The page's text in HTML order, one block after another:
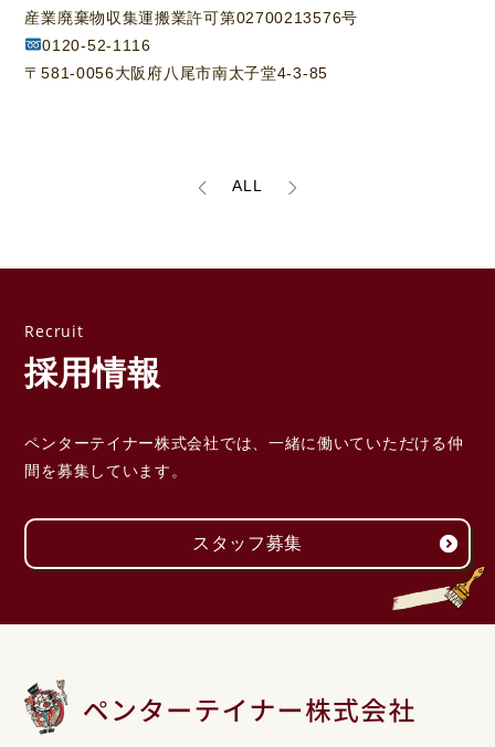
産業廃棄物収集運搬業許可第02700213576号
0120-52-1116
〒581-0056大阪府八尾市南太子堂4-3-85
ALL
採用情報
ペンターテイナー株式会社では、一緒に働いていただける仲
間を募集しています。
スタッフ募集